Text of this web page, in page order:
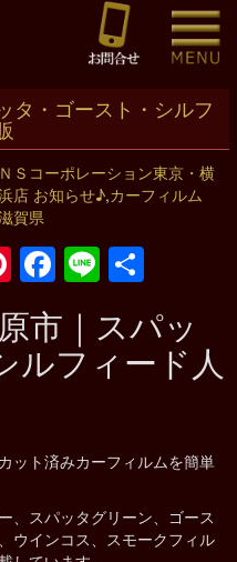
タ・ゴースト・シルフ
ＮＳコーポレーション東京・横
店 お知らせ♪,カーフィルム
賀県
Pinterest
Facebook
Line共
市 ｜スパッ
ルフィード人
ット済みカーフィルムを簡単
、スパッタグリーン、ゴース
ウインコス、スモークフィル